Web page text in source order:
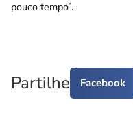
pouco tempo”.
Partilhe Facebook